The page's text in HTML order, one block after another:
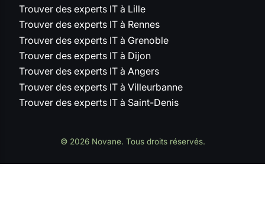
Trouver des experts IT à Lille
Trouver des experts IT à Rennes
Trouver des experts IT à Grenoble
Trouver des experts IT à Dijon
Trouver des experts IT à Angers
Trouver des experts IT à Villeurbanne
Trouver des experts IT à Saint-Denis
© 2026 Novane. Tous droits réservés.